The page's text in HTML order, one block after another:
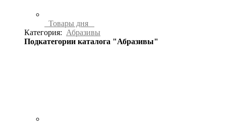
Товары дня
Категория: Абразивы
Подкатегории каталога "Абразивы"